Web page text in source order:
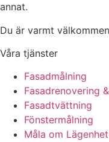
annat.
Du är varmt
Våra tjänster
Fasadmålning
Fasadrenovering
Fasadtvättning
Fönstermålning
Måla om Lägenhet